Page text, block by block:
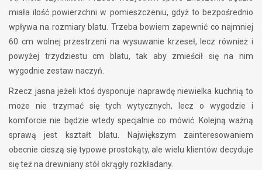
miała ilość powierzchni w pomieszczeniu, gdyż to bezpośrednio
wpływa na rozmiary blatu. Trzeba bowiem zapewnić co najmniej
60 cm wolnej przestrzeni na wysuwanie krzeseł, lecz również i
powyżej trzydziestu cm blatu, tak aby zmieścił się na nim
wygodnie zestaw naczyń.
Rzecz jasna jeżeli ktoś dysponuje naprawdę niewielka kuchnią to
może nie trzymać się tych wytycznych, lecz o wygodzie i
komforcie nie będzie wtedy specjalnie co mówić. Kolejną ważną
sprawą jest kształt blatu. Największym zainteresowaniem
obecnie cieszą się typowe prostokąty, ale wielu klientów decyduje
się też na drewniany stół okrągły rozkładany.